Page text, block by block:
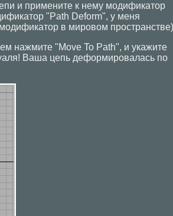
и примените к нему модификатор
"Path Deform", у меня
в мировом
нажмите "Move To Path", и укажите
Ваша цепь деформировалась по